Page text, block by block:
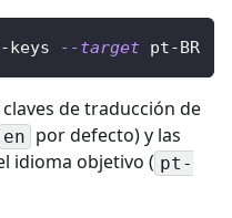
--target pt-BR
de traducción de
en por defecto) y las
idioma objetivo ( pt-